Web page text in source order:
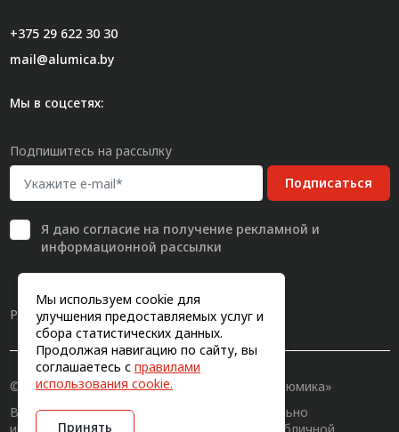
Мы используем cookie для
улучшения предоставляемых услуг и
сбора статистических данных.
Продолжая навигацию по сайту, вы
соглашаетесь с правилами
использования cookie.
Принять
+375 29 622 30 30
mail@alumica.by
Мы в соцсетях:
Подпишитесь на рассылку
Подписаться
Я даю согласиена получение рекламной и
информационной рассылки
Разработка сайта
© 2011-2026, Конструкционный профиль «Алюмика»
Вся информация на сайте имеет исключительно